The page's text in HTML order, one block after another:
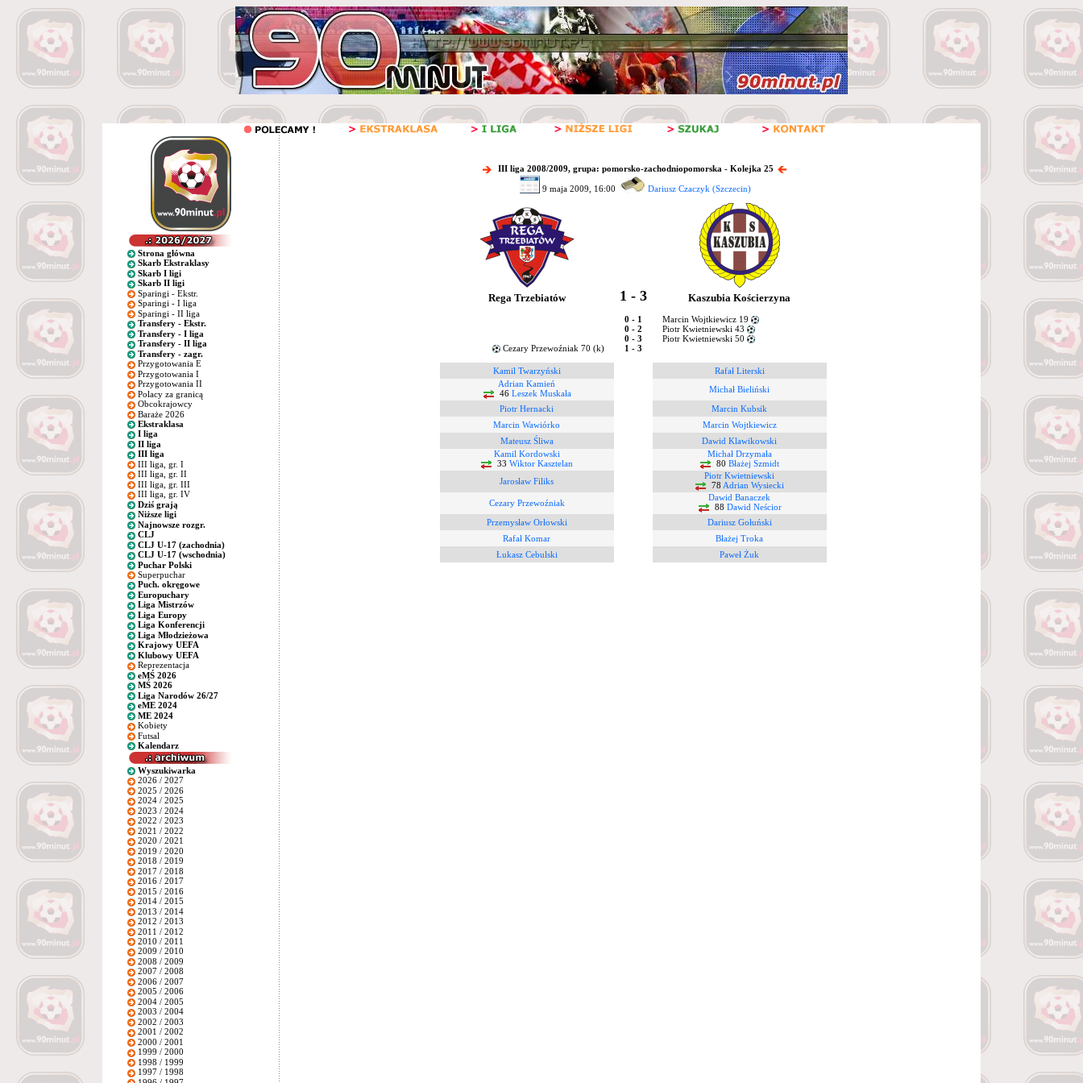
Strona główna
Skarb Ekstraklasy
Skarb I ligi
Skarb II ligi
Sparingi - Ekstr.
Sparingi - I liga
Sparingi - II liga
Transfery - Ekstr.
Transfery - I liga
Transfery - II liga
Transfery - zagr.
Przygotowania E
Przygotowania I
Przygotowania II
Polacy za granicą
Obcokrajowcy
Baraże 2026
Ekstraklasa
I liga
II liga
III liga
III liga, gr. I
III liga, gr. II
III liga, gr. III
III liga, gr. IV
Dziś grają
Niższe ligi
Najnowsze rozgr.
CLJ
CLJ U-17 (zachodnia)
CLJ U-17 (wschodnia)
Puchar Polski
Superpuchar
Puch. okręgowe
Europuchary
Liga Mistrzów
Liga Europy
Liga Konferencji
Liga Młodzieżowa
Krajowy UEFA
Klubowy UEFA
Reprezentacja
eMŚ 2026
MŚ 2026
Liga Narodów 26/27
eME 2024
ME 2024
Kobiety
Futsal
Kalendarz
Wyszukiwarka
2026 / 2027
2025 / 2026
2024 / 2025
2023 / 2024
2022 / 2023
2021 / 2022
2020 / 2021
2019 / 2020
2018 / 2019
2017 / 2018
2016 / 2017
2015 / 2016
2014 / 2015
2013 / 2014
2012 / 2013
2011 / 2012
2010 / 2011
2009 / 2010
2008 / 2009
2007 / 2008
2006 / 2007
2005 / 2006
2004 / 2005
2003 / 2004
2002 / 2003
2001 / 2002
2000 / 2001
1999 / 2000
1998 / 1999
1997 / 1998
III liga 2008/2009, grupa: pomorsko-zachodniopomorska - Kolejka 25
9 maja 2009, 16:00 Dariusz Czaczyk (Szczecin)
Rega Trzebiatów 1 - 3 Kaszubia Kościerzyna
0 - 1
Marcin Wojtkiewicz 19
0 - 2
Piotr Kwietniewski 43
0 - 3
Piotr Kwietniewski 50
Cezary Przewoźniak 70 (k)
1 - 3
Kamil Twarzyński
Rafał Literski
Adrian Kamień
46 Leszek Muskała
Michał Bieliński
Piotr Hernacki
Marcin Kubsik
Marcin Wawiórko
Marcin Wojtkiewicz
Mateusz Śliwa
Dawid Klawikowski
Kamil Kordowski
33 Wiktor Kasztelan
Michał Drzymała
80 Błażej Szmidt
Jarosław Filiks
Piotr Kwietniewski
78 Adrian Wysiecki
Cezary Przewoźniak
Dawid Banaczek
88 Dawid Neścior
Przemysław Orłowski
Dariusz Gołuński
Rafał Komar
Błażej Troka
Łukasz Cebulski
Paweł Żuk